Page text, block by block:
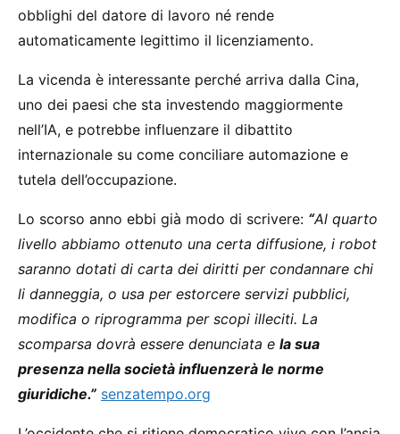
obblighi del datore di lavoro né rende
automaticamente legittimo il licenziamento.
La vicenda è interessante perché arriva dalla Cina,
uno dei paesi che sta investendo maggiormente
nell’IA, e potrebbe influenzare il dibattito
internazionale su come conciliare automazione e
tutela dell’occupazione.
Lo scorso anno ebbi già modo di scrivere: “Al quarto
livello abbiamo ottenuto una certa diffusione, i robot
saranno dotati di carta dei diritti per condannare chi
li danneggia, o usa per estorcere servizi pubblici,
modifica o riprogramma per scopi illeciti. La
scomparsa dovrà essere denunciata e la sua
presenza nella società influenzerà le norme
giuridiche.” senzatempo.org